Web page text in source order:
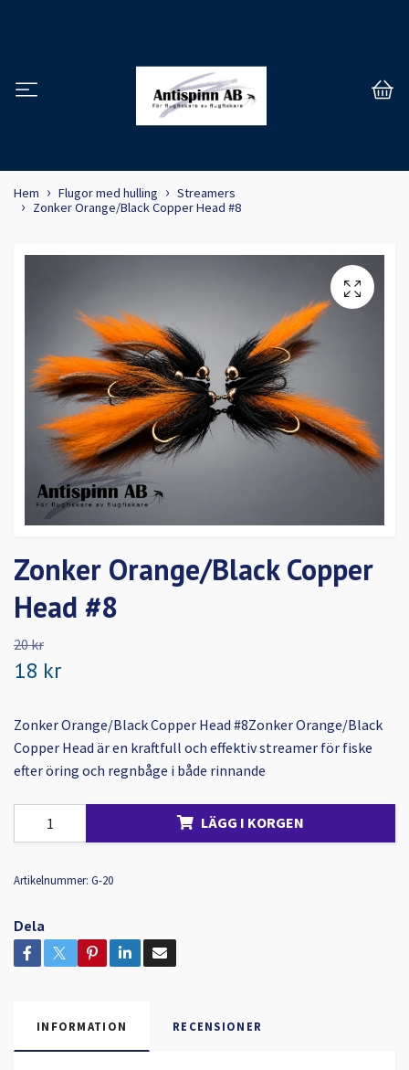
Hem Flugor med hulling
Streamers
Zonker Orange/Black Copper Head #8
Zonker Orange/Black Copper
Head #8
20 kr
18 kr
Zonker Orange/Black Copper Head #8Zonker Orange/Black
Copper Head är en kraftfull och effektiv streamer för fiske
efter öring och regnbåge i både rinnande
LÄGG I KORGEN
Artikelnummer: G-20
Dela
INFORMATION RECENSIONER